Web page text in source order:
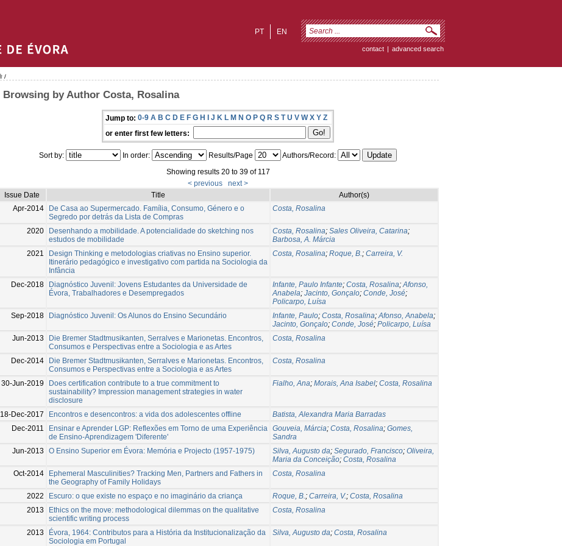
EN
PT
contact | advanced search
/
Browsing by Author Costa, Rosalina
Jump to: 0-9 A B C D E F G H I J K L M N O P Q R S T U V W X Y Z
or enter first few letters:
Sort by: In order: Results/Page
Authors/Record:
Showing results 20 to 39 of 117
< previous
next >
Issue Date
Title
Author(s)
Apr-2014
De Casa ao Supermercado. Família, Consumo, Género e o
Segredo por detrás da Lista de Compras
Costa, Rosalina
2020
Desenhando a mobilidade. A potencialidade do sketching nos
estudos de mobilidade
Costa, Rosalina; Sales Oliveira, Catarina;
Barbosa, A. Márcia
2021
Design Thinking e metodologias criativas no Ensino superior.
Itinerário pedagógico e investigativo com partida na Sociologia da
Infância
Costa, Rosalina; Roque, B.; Carreira, V.
Dec-2018
Diagnóstico Juvenil: Jovens Estudantes da Universidade de
Évora, Trabalhadores e Desempregados
Infante, Paulo Infante; Costa, Rosalina;Afonso,
Anabela; Jacinto, Gonçalo; Conde, José;
Policarpo, Luísa
Sep-2018
Diagnóstico Juvenil: Os Alunos do Ensino Secundário Infante, Paulo; Costa, Rosalina;Afonso, Anabela;
Jacinto, Gonçalo; Conde, José; Policarpo, Luísa
Jun-2013
Die Bremer Stadtmusikanten, Serralves e Marionetas. Encontros,
Consumos e Perspectivas entre a Sociologia e as Artes
Costa, Rosalina
Dec-2014
Die Bremer Stadtmusikanten, Serralves e Marionetas. Encontros,
Consumos e Perspectivas entre a Sociologia e as Artes
Costa, Rosalina
30-Jun-2019
Does certification contribute to a true commitment to
sustainability? Impression management strategies in water
disclosure
Fialho, Ana; Morais, Ana Isabel; Costa, Rosalina
18-Dec-2017 Encontros e desencontros: a vida dos adolescentes offline
Batista, Alexandra Maria Barradas
Dec-2011
Ensinar e Aprender LGP: Reflexões em Torno de uma Experiência
de Ensino-Aprendizagem 'Diferente'
Gouveia, Márcia; Costa, Rosalina; Gomes,
Sandra
Jun-2013
O Ensino Superior em Évora: Memória e Projecto (1957-1975) Silva, Augusto da; Segurado, Francisco; Oliveira,
Maria da Conceição; Costa, Rosalina
Oct-2014
Ephemeral Masculinities? Tracking Men, Partners and Fathers in
the Geography of Family Holidays
Costa, Rosalina
2022 Escuro: o que existe no espaço e no imaginário da criança Roque, B.; Carreira, V.; Costa, Rosalina
2013
Ethics on the move: methodological dilemmas on the qualitative
scientific writing process
Costa, Rosalina
2013
Évora, 1964: Contributos para a História da Institucionalização da
Sociologia em Portugal
Silva, Augusto da; Costa, Rosalina